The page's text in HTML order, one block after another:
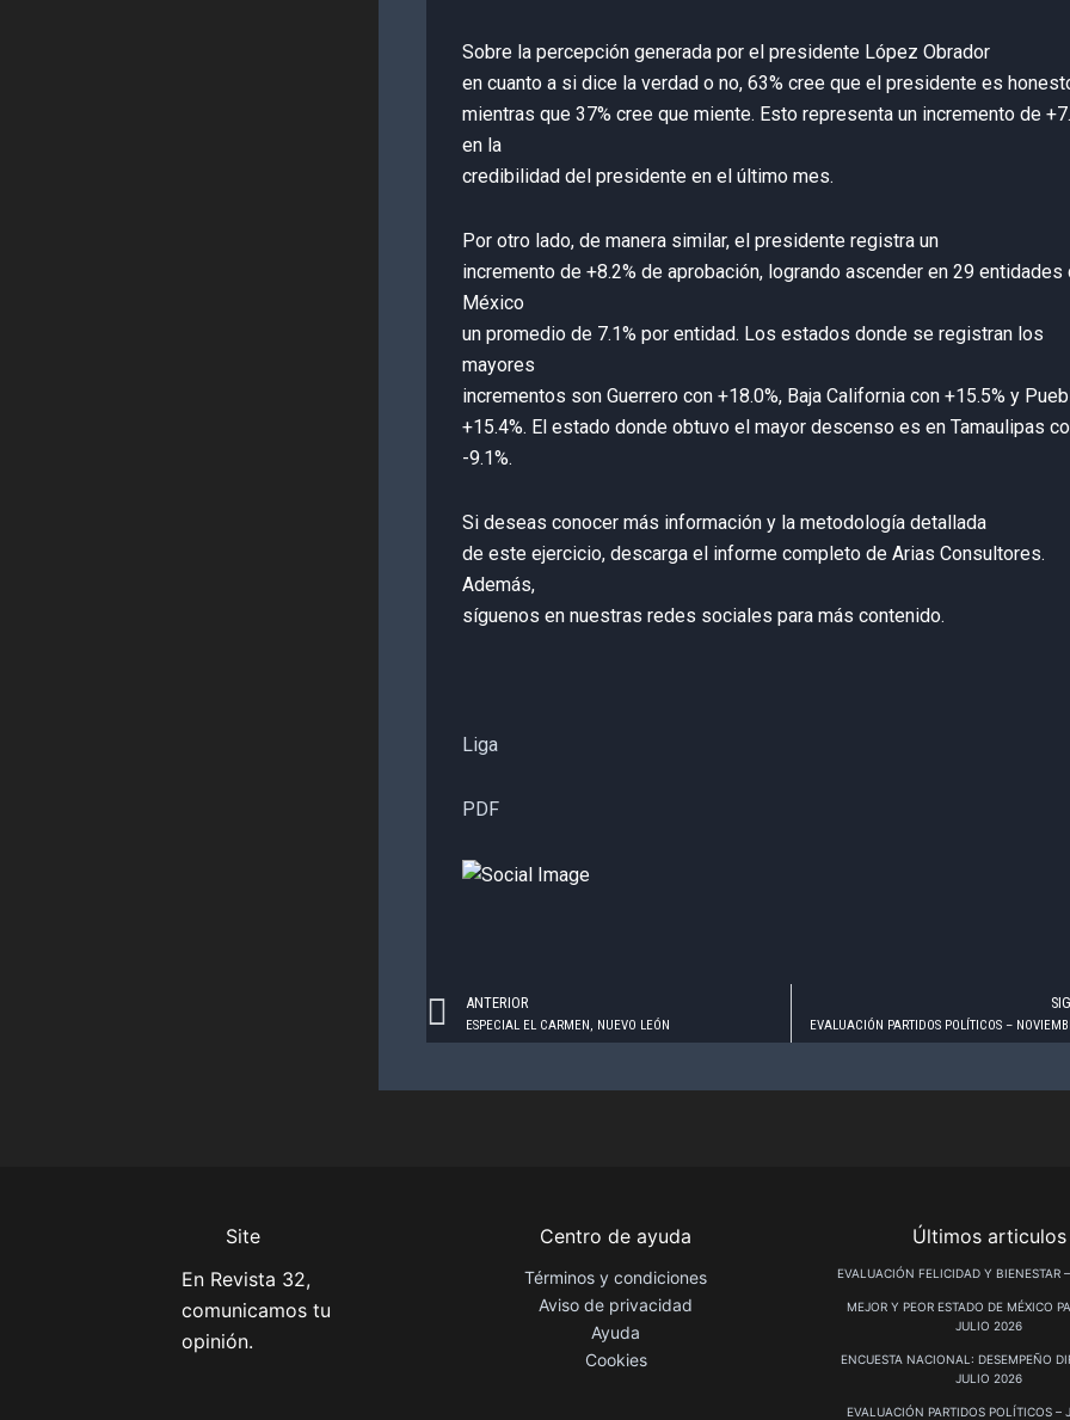
Sobre la percepción generada por el presidente López Obrador
en cuanto a si dice la verdad o no, 63% cree que el presidente es
mientras que 37% cree que miente. Esto representa un incremento de
en la
credibilidad del presidente en el último mes.
Por otro lado, de manera similar, el presidente registra un
incremento de +8.2% de aprobación, logrando ascender en 29 entidades
México
un promedio de 7.1% por entidad. Los estados donde se registran los
mayores
incrementos son Guerrero con +18.0%, Baja California con +15.5% y
+15.4%. El estado donde obtuvo el mayor descenso es en Tamaulipas
-9.1%.
Si deseas conocer más información y la metodología detallada
de este ejercicio, descarga el informe completo de Arias Consultores.
Además,
síguenos en nuestras redes sociales para más contenido.
Liga
PDF
Prev
ANTERIOR
ESPECIAL EL CARMEN, NUEVO LEÓN EVALUACIÓN PARTIDOS POLÍTICOS –
Site
En Revista 32,
comunicamos tu
opinión.
Centro de ayuda
Términos y condiciones
Aviso de privacidad
Ayuda
Cookies
Últimos articulos
EVALUACIÓN FELICIDAD Y BIENESTAR
MEJOR Y PEOR ESTADO DE MÉXICO
JULIO 2026
ENCUESTA NACIONAL: DESEMPEÑO
JULIO 2026
EVALUACIÓN PARTIDOS POLÍTICOS –